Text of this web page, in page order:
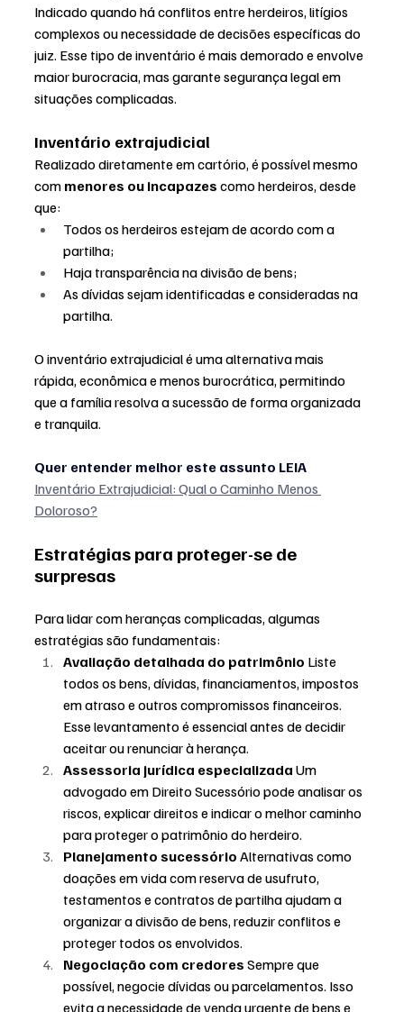
Indicado quando há conflitos entre herdeiros, litígios
complexos ou necessidade de decisões específicas do
juiz. Esse tipo de inventário é mais demorado e envolve
maior burocracia, mas garante segurança legal em
situações complicadas.
Inventário extrajudicial
Realizado diretamente em cartório, é possível mesmo
com menores ou incapazes como herdeiros, desde
que:
Todos os herdeiros estejam de acordo com a
partilha;
Haja transparência na divisão de bens;
As dívidas sejam identificadas e consideradas na
partilha.
O inventário extrajudicial é uma alternativa mais
rápida, econômica e menos burocrática, permitindo
que a família resolva a sucessão de forma organizada
e tranquila.
Quer entender melhor este assunto LEIA
Inventário Extrajudicial: Qual o Caminho Menos
Doloroso?
Estratégias para proteger-se de
surpresas
Para lidar com heranças complicadas, algumas
estratégias são fundamentais:
Avaliação detalhada do patrimônio Liste
todos os bens, dívidas, financiamentos, impostos
em atraso e outros compromissos financeiros.
Esse levantamento é essencial antes de decidir
aceitar ou renunciar à herança.
Assessoria jurídica especializada Um
advogado em Direito Sucessório pode analisar os
riscos, explicar direitos e indicar o melhor caminho
para proteger o patrimônio do herdeiro.
Planejamento sucessório Alternativas como
doações em vida com reserva de usufruto,
testamentos e contratos de partilha ajudam a
organizar a divisão de bens, reduzir conflitos e
proteger todos os envolvidos.
Negociação com credores Sempre que
possível, negocie dívidas ou parcelamentos. Isso
evita a necessidade de venda urgente de bens e